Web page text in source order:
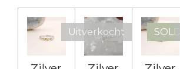
Uitverkocht SOLD